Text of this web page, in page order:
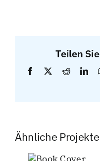
Teilen
Facebook
TwitterReddit
Ähnliche Projekte